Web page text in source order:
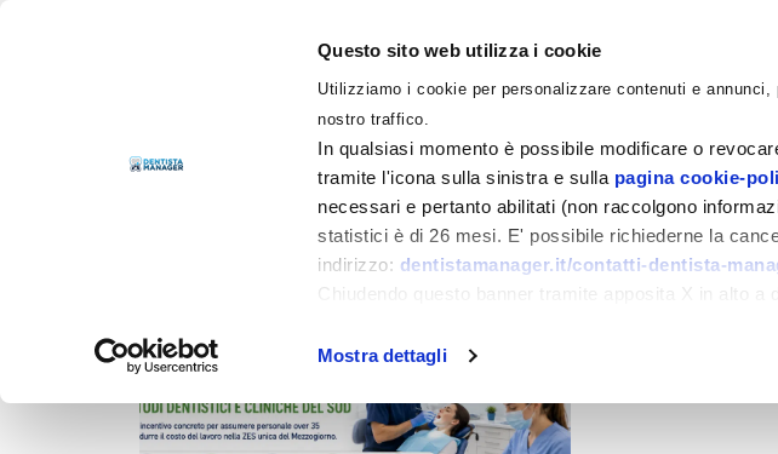
Questo sito web utilizza i cookie
Utilizziamo i cookie per personalizzare contenuti e
nostro traffico.
In qualsiasi momento è possibile modificare o
tramite l'icona sulla sinistra e sulla pagina cookie-
necessari e pertanto abilitati (non raccolgono
statistici è di 26 mesi. E' possibile richiederne la
indirizzo: dentistamanager.it/contatti-dentista-
Chiudendo questo banner tramite apposita X in alto
Mostra dettagli
Categorie